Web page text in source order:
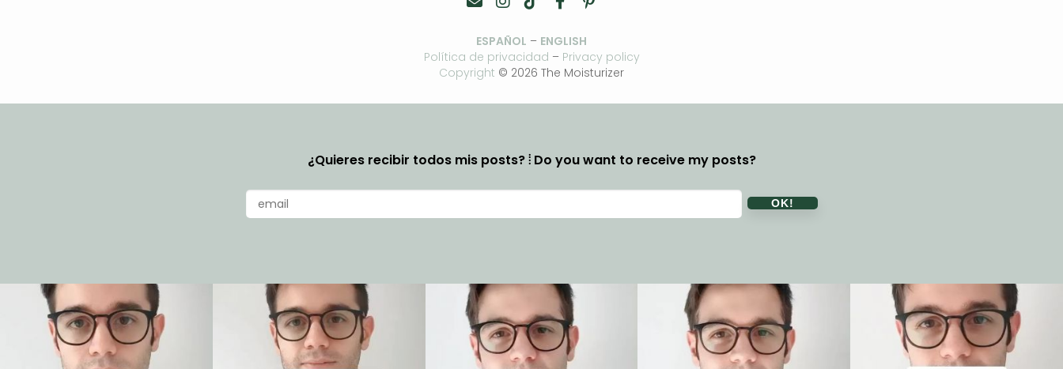
ESPAÑOL – ENGLISH
Política de privacidad – Privacy policy
Copyright © 2026 The Moisturizer
¿Quieres recibir todos mis posts? ⦙ Do you want to receive my posts?